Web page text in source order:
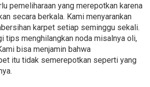
pemeliharaan yang merepotkan karena
secara berkala. Kami menyarankan
karpet setiap seminggu sekali.
tips menghilangkan noda misalnya oli,
bisa menjamin bahwa
itu tidak semerepotkan seperti yang